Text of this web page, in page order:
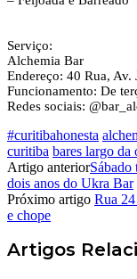
Serviço:
Alchemia Bar
Endereço: 40 Rua, Av.
Funcionamento: De
Redes sociais:
#curitibahonesta
curitiba bares largo da
Artigo anteriorSábado
dois anos do Ukra Bar
Próximo artigo Rua
e chope
Artigos